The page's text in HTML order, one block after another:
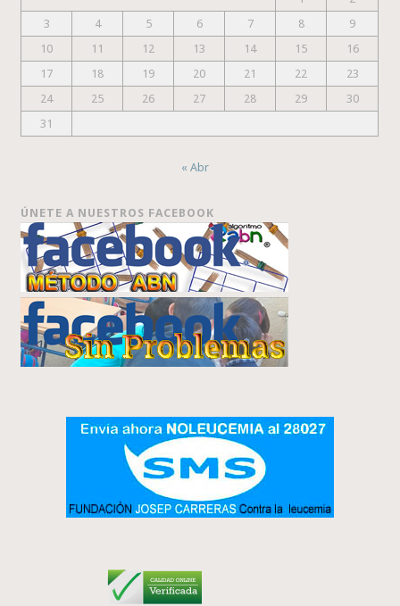
3
4 5 6 7 8
9
10
11 12 13 14 15
16
17
18 19 20 21 22
23
24
25 26 27 28 29
30
31
« Abr
ÚNETE A NUESTROS FACEBOOK